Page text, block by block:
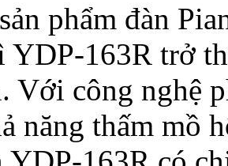
phẩm đàn
YDP-163R trở
Với công nghệ
năng thấm mồ